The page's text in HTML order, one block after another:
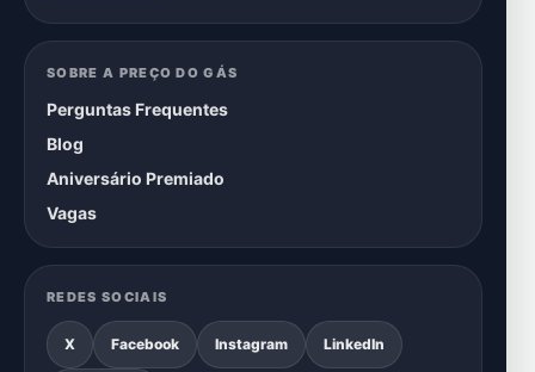
SOBRE A PREÇO DO GÁS
Perguntas Frequentes
Blog
Aniversário Premiado
Vagas
REDES SOCIAIS
X Facebook Instagram LinkedIn